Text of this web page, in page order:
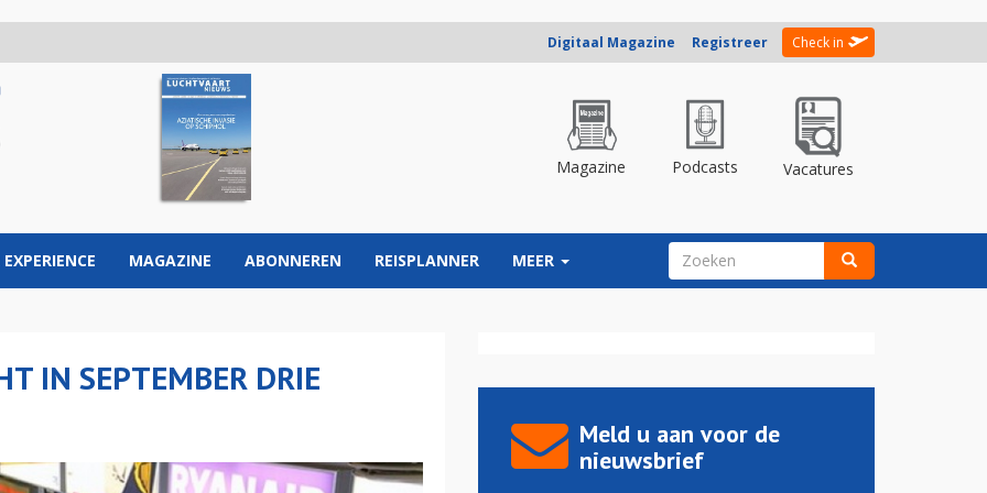
Digitaal Magazine Registreer Check in
Magazine Podcasts Vacatures
EXPERIENCE MAGAZINE ABONNEREN REISPLANNER MEER ZOEKVELD
IN SEPTEMBER DRIE
Meld u aan voor de
nieuwsbrief